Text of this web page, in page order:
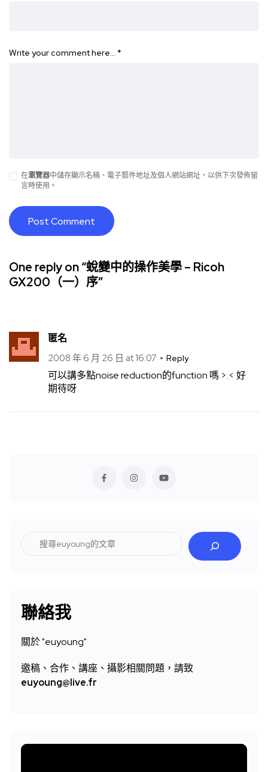
Write your comment here… *
在瀏覽器中儲存顯示名稱、電子郵件地址及個人網站網址，以供下次發佈留
言時使用。
One reply on “蛻變中的操作美學 – Ricoh
GX200（一）序”
匿名
2008 年 6 月 26 日 at 16:07 Reply
可以講多點noise reduction的function 嗎 >.< 好
期待呀
聯絡我
關於 "euyoung"
邀稿、合作、講座、攝影相關問題，請致
euyoung@live.fr